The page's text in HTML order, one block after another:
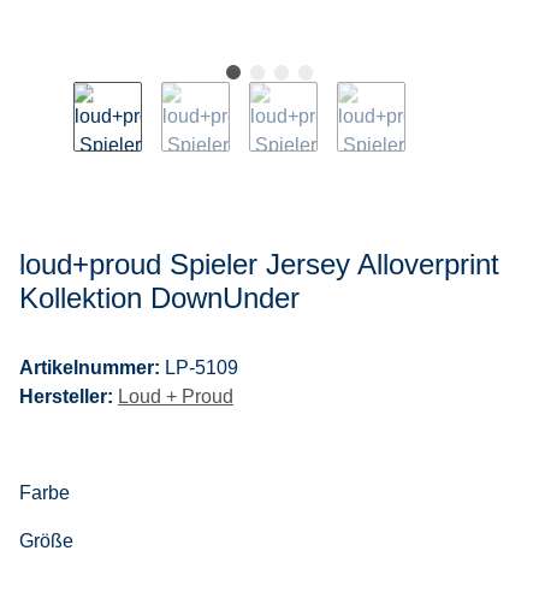
loud+proud Spieler Jersey Alloverprint
Kollektion DownUnder
Artikelnummer: LP-5109
Hersteller: Loud + Proud
Farbe
Größe